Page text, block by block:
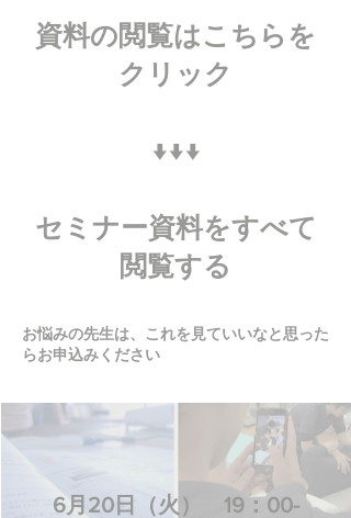
資料の閲覧はこちらを
クリック
↓↓↓
​セミナー資料をすべて
閲覧する
お悩みの先生は、これを見ていいなと思った
らお申込みください
6月20日（火） 19：00-